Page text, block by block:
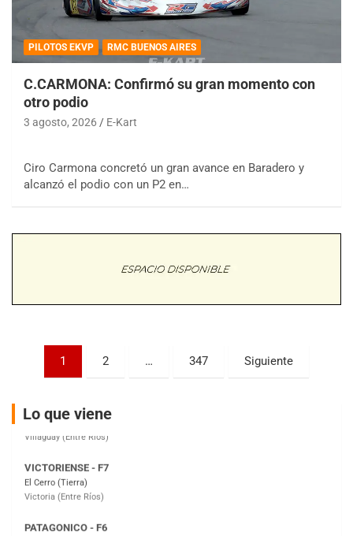
PILOTOS EKVP RMC BUENOS AIRES
C.CARMONA: Confirmó su gran momento con
otro podio
3 agosto, 2026 E-Kart
Ciro Carmona concretó un gran avance en Baradero y
alcanzó el podio con un P2 en…
Paginación
entradas
1 2 … 347 Siguiente
Lo que viene
COBERTURA ESPECIAL DE E-KART.COM.AR
08/09-AGO
Trenque Lauquen (Buenos Aires)
Villaguay (Entre Ríos)
El Cerro (Tierra)
Victoria (Entre Ríos)
Moto Club Reginense (Tierra)
Gral. E. Godoy (Río Negro)
Juventud Unida (Tierra)